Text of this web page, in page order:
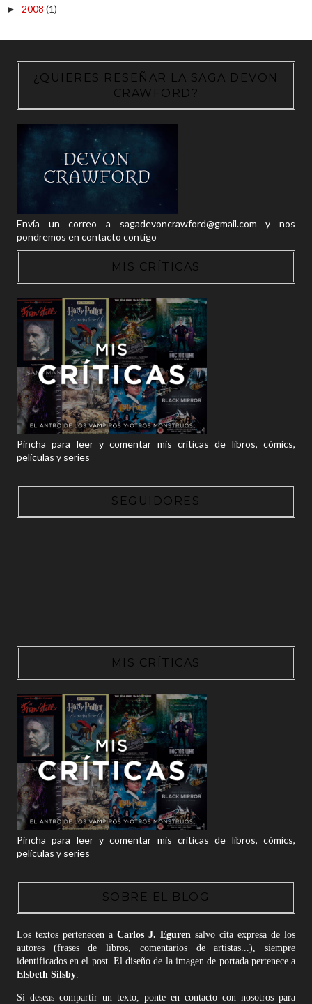
► 2008 (1)
¿QUIERES RESEÑAR LA SAGA DEVON
CRAWFORD?
Envía un correo a sagadevoncrawford@gmail.com y nos
pondremos en contacto contigo
MIS CRÍTICAS
Pincha para leer y comentar mis críticas de libros, cómics,
películas y series
SEGUIDORES
MIS CRÍTICAS
Pincha para leer y comentar mis críticas de libros, cómics,
películas y series
SOBRE EL BLOG
Los textos pertenecen a Carlos J. Egurensalvo cita expresa de los
autores (frases de libros, comentarios de artistas...), siempre
identificados en el post. El diseño de la imagen de portada pertenece a
Elsbeth Silsby.
Si deseas compartir un texto, ponte en contacto con nosotros para